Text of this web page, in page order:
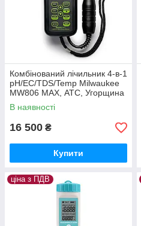
Комбінований лічильник 4-в-1
pH/EC/TDS/Temp Milwaukee
MW806 MAX, АТС, Угорщина
В наявності
16 500 ₴
Купити
ціна з ПДВ